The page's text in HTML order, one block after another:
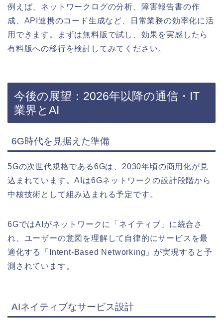
例えば、ネットワークログの分析、障害報告書の作
成、API連携のコード生成など、日常業務の効率化に活
用できます。まずは無料版で試し、効果を実感したら
有料版への移行を検討してみてください。
今後の展望：2026年以降の通信・IT
業界とAI
6G時代を見据えた準備
5Gの次世代規格である6Gは、2030年頃の商用化が見
込まれています。AIは6Gネットワークの設計段階から
中核技術として組み込まれる予定です。
6GではAIがネットワークに「ネイティブ」に統合さ
れ、ユーザーの意図を理解して自律的にサービスを最
適化する「Intent-Based Networking」が実現すると予
測されています。
AIネイティブなサービス設計